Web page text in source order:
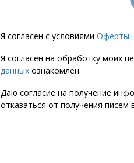
Я согласен с условиями Оферты
Я согласен на обработку моих
данных ознакомлен.
Даю согласие на получение
отказаться от получения писем